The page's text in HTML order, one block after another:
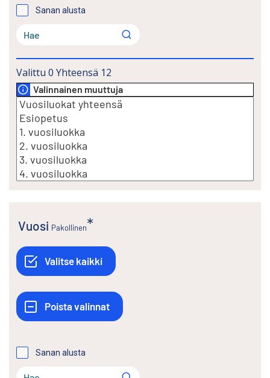
Sanan alusta
Valittu 0 Yhteensä 12
Valinnainen muuttuja
Vuosi Pakollinen
Sanan alusta